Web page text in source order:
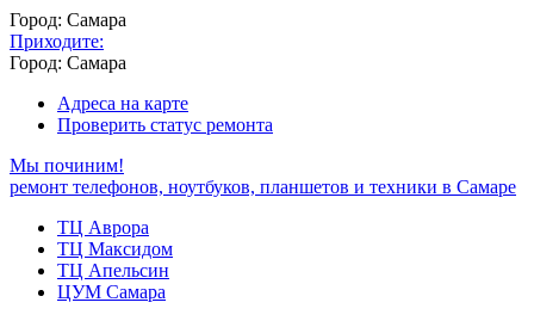
Город: Самара
Приходите:
Город: Самара
Адреса на карте
Проверить статус ремонта
Мы починим!
ремонт телефонов, ноутбуков, планшетов и техники в Самаре
ТЦ Аврора
ТЦ Максидом
ТЦ Апельсин
ЦУМ Самара